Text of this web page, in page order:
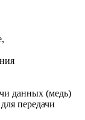
данных (медь)
передачи